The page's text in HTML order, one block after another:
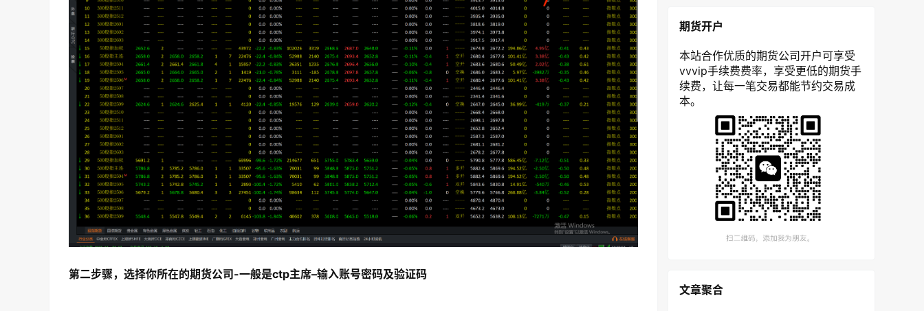
第二步骤，选择你所在的期货公司-一般是ctp主席–输入账号密码及验证码
期货开户
本站合作优质的期货公司开户可享受
vvvip手续费费率，享受更低的期货手
续费，让每一笔交易都能节约交易成
本。
文章聚合